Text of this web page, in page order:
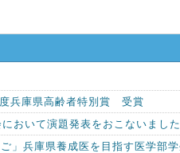
兵庫県高齢者特別賞 受賞
おいて演題発表をおこないました
」兵庫県養成医を目指す医学部